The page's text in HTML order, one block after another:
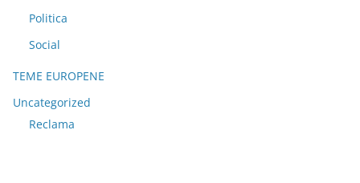
Politica
Social
TEME EUROPENE
Uncategorized
Reclama